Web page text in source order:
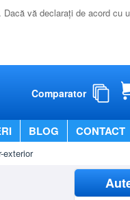
Dacă vă declaraţi de acord cu
Comparator
BLOG CONTACT
exterior